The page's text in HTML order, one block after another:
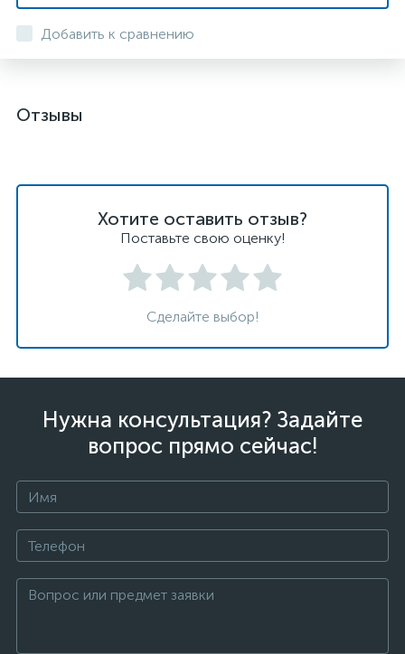
Добавить к сравнению
Отзывы
Хотите оставить отзыв?
Поставьте свою оценку!
Сделайте выбор!
Нужна консультация? Задайте
вопрос прямо сейчас!